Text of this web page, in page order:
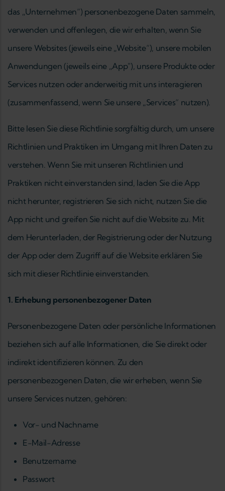
das „Unternehmen“) personenbezogene Daten sammeln,
verwenden und offenlegen, die wir erhalten, wenn Sie
unsere Websites (jeweils eine „Website“), unsere mobilen
Anwendungen (jeweils eine „App"), unsere Produkte oder
Services nutzen oder anderweitig mit uns interagieren
(zusammenfassend, wenn Sie unsere „Services“ nutzen).
Bitte lesen Sie diese Richtlinie sorgfältig durch, um unsere
Richtlinien und Praktiken im Umgang mit Ihren Daten zu
verstehen. Wenn Sie mit unseren Richtlinien und
Praktiken nicht einverstanden sind, laden Sie die App
nicht herunter, registrieren Sie sich nicht, nutzen Sie die
App nicht und greifen Sie nicht auf die Website zu. Mit
dem Herunterladen, der Registrierung oder der Nutzung
der App oder dem Zugriff auf die Website erklären Sie
sich mit dieser Richtlinie einverstanden.
1. Erhebung personenbezogener Daten
Personenbezogene Daten oder persönliche Informationen
beziehen sich auf alle Informationen, die Sie direkt oder
indirekt identifizieren können. Zu den
personenbezogenen Daten, die wir erheben, wenn Sie
unsere Services nutzen, gehören:
Vor- und Nachname
E-Mail-Adresse
Benutzername
Passwort